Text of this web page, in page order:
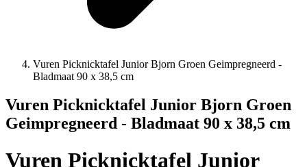
Vuren Picknicktafel Junior Bjorn Groen Geimpregneerd -
Bladmaat 90 x 38,5 cm
Vuren Picknicktafel Junior Bjorn Groen
Geimpregneerd - Bladmaat 90 x 38,5 cm
Vuren Picknicktafel Junior